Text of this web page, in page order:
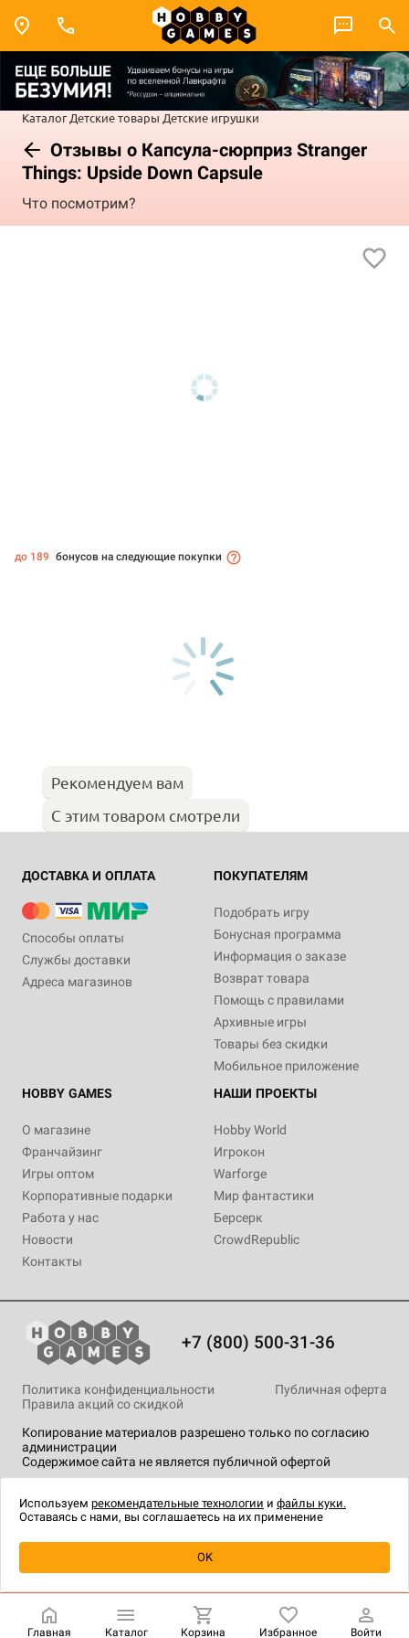
Каталог Детские товары Детские игрушки
Отзывы о Капсула-сюрприз Stranger
Things: Upside Down Capsule
Что посмотрим?
Уведомить о наличии
до 189 бонусов на следующие покупки
Рекомендуем вам
С этим товаром смотрели
ДОСТАВКА И ОПЛАТА
Способы оплаты
Службы доставки
Адреса магазинов
ПОКУПАТЕЛЯМ
Подобрать игру
Бонусная программа
Информация о заказе
Возврат товара
Помощь с правилами
Архивные игры
Товары без скидки
Мобильное приложение
HOBBY GAMES
О магазине
Франчайзинг
Игры оптом
Корпоративные подарки
Работа у нас
Новости
Контакты
НАШИ ПРОЕКТЫ
Hobby World
Игрокон
Warforge
Мир фантастики
Берсерк
CrowdRepublic
+7 (800) 500-31-36
Копирование материалов разрешено только по согласию
администрации
Содержимое сайта не является публичной офертой
Политика конфиденциальности
Публичная оферта
Правила акций со скидкой
технологии.
Главная Каталог Корзина Избранное Войти
Используем рекомендательные технологии и файлы куки.
Оставаясь с нами, вы соглашаетесь на их применение
OK